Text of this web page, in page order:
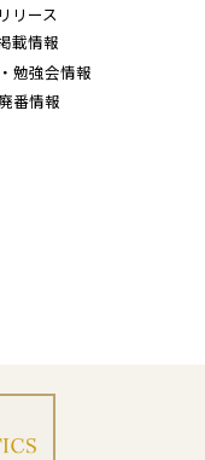
リース
載情報
勉強会情報
番情報